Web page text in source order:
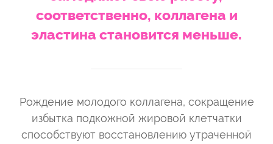
соответственно, коллагена и
эластина становится меньше.
Рождение молодого коллагена, сокращение
избытка подкожной жировой клетчатки
способствуют восстановлению утраченной